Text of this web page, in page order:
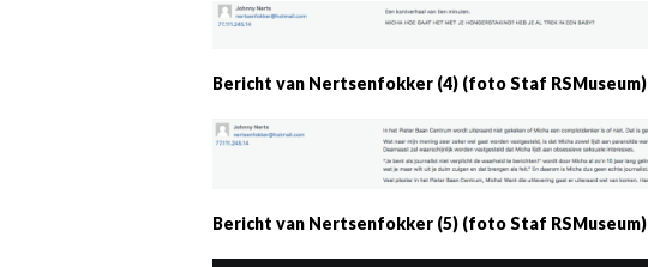
Bericht van Nertsenfokker (4) (foto Staf RSMuseum)
Bericht van Nertsenfokker (5) (foto Staf RSMuseum)